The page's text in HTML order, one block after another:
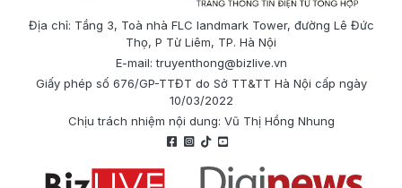
Địa chỉ: Tầng 3, Toà nhà FLC landmark Tower, đường Lê Đức
Thọ, P Từ Liêm, TP. Hà Nội
E-mail:truyenthong@bizlive.vn
Giấy phép số 676/GP-TTĐT do Sở TT&TT Hà Nội cấp ngày
10/03/2022
Chịu trách nhiệm nội dung: Vũ Thị Hồng Nhung